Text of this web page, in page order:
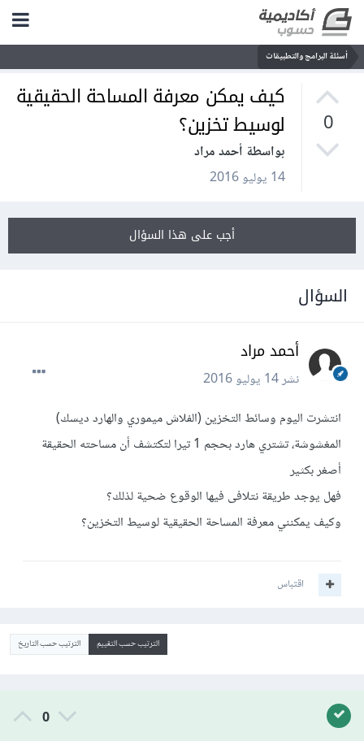
أسئلة البرامج والتطبيقات
0
كيف يمكن معرفة المساحة الحقيقية
لوسيط تخزين؟
بواسطة أحمد مراد
14 يوليو 2016
أجب على هذا السؤال
السؤال
أحمد مراد
نشر14 يوليو 2016
انتشرت اليوم وسائط التخزين (الفلاش ميموري والهارد ديسك)
المغشوشة، تشتري هارد بحجم 1 تيرا لتكتشف أن مساحته الحقيقة
أصغر بكثير
فهل يوجد طريقة نتلافى فيها الوقوع ضحية لذلك؟
وكيف يمكنني معرفة المساحة الحقيقية لوسيط التخزين؟
اقتباس
الترتيب حسب التقييم الترتيب حسب التاريخ
0